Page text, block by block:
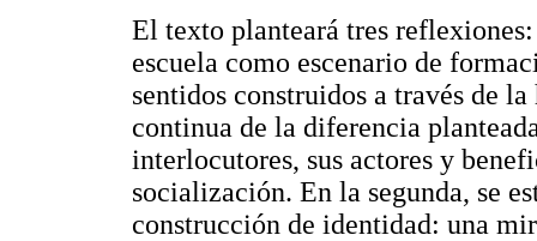
El texto planteará tres
escuela como escenario de
sentidos construidos a través de
continua de la diferencia
interlocutores, sus actores y
socialización. En la segunda, se
construcción de identidad: una